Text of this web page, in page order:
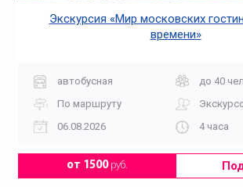
Экскурсия «Мир московских
времени»
автобусная
до 40
По маршруту
06.08.2026
4 часа
от 1500руб.